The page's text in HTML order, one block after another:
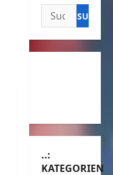
Suchen
nach:
..:
KATEGORIEN